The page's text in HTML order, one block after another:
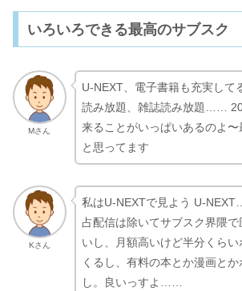
いろいろできる最高のサブスク
Mさん
U-NEXT、電子書籍も充実して
読み放題、雑誌読み放題……
来ることがいっぱいあるのよ
と思ってます
Kさん
私はU-NEXTで見よう U-
占配信は除いてサブスク界隈
いし、月額高いけど半分くら
くるし、有料の本とか漫画と
し。良いっすよ……